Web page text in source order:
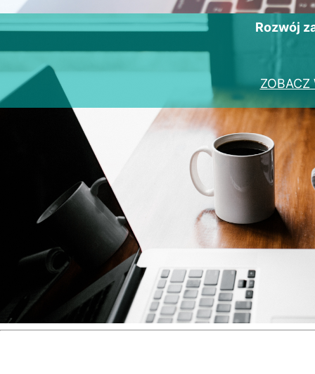
Rozwój
ZOBACZ